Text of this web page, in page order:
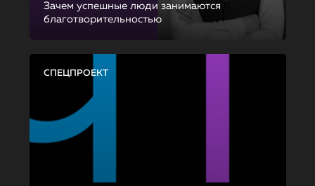
Зачем успешные люди занимаются
благотворительностью
СПЕЦПРОЕКТ